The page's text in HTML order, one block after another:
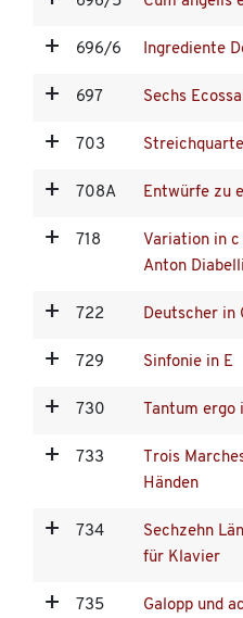
696/6 Ingrediente
697 Sechs
703
708A Entwürfe zu
718
Variation in c
Anton
722 Deutscher in
729 Sinfonie in E
730 Tantum ergo
733
Trois
Händen
734
Sechzehn
für Klavier
735 Galopp und